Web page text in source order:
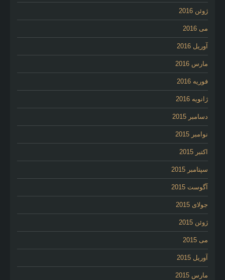
ژوئن 2016
می 2016
آوریل 2016
مارس 2016
فوریه 2016
ژانویه 2016
دسامبر 2015
نوامبر 2015
اکتبر 2015
سپتامبر 2015
آگوست 2015
جولای 2015
ژوئن 2015
می 2015
آوریل 2015
مارس 2015